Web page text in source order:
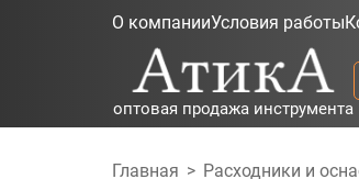
О компанииУсловия работы
оптовая продажа инструмента
Главная > Расходники и